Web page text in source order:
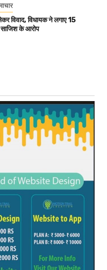
विवाद, विधायक ने लगाए 15
साजिश के आरोप